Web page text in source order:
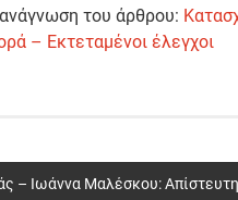
του άρθρου:
– Εκτεταμένοι έλεγχοι
– Ιωάννα Μαλέσκου: